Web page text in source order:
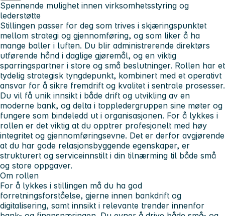
Spennende mulighet innen virksomhetsstyring og
lederstøtte
Stillingen passer for deg som trives i skjæringspunktet
mellom strategi og gjennomføring, og som liker å ha
mange baller i luften. Du blir administrerende direktørs
utførende hånd i daglige gjøremål, og en viktig
sparringspartner i store og små beslutninger. Rollen har et
tydelig strategisk tyngdepunkt, kombinert med et operativt
ansvar for å sikre fremdrift og kvalitet i sentrale prosesser.
Du vil få unik innsikt i både drift og utvikling av en
moderne bank, og delta i toppledergruppen sine møter og
fungere som bindeledd ut i organisasjonen. For å lykkes i
rollen er det viktig at du opptrer profesjonelt med høy
integritet og gjennomføringsevne. Det er derfor avgjørende
at du har gode relasjonsbyggende egenskaper, er
strukturert og serviceinnstilt i din tilnærming til både små
og store oppgaver.
Om rollen
For å lykkes i stillingen må du ha god
forretningsforståelse, gjerne innen bankdrift og
digitalisering, samt innsikt i relevante trender innenfor